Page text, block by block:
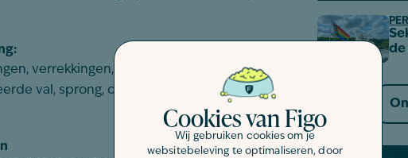
Cookies van Figo
Wij gebruiken cookies om je
websitebeleving te optimaliseren, door
verrekkingen, kneuzingen of breuken. Dit kan
val, sprong, of een ongeluk waardoor je kat
de